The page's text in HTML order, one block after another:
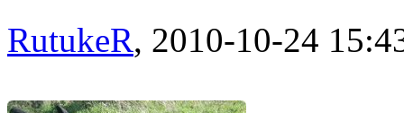
RutukeR, 2010-10-24